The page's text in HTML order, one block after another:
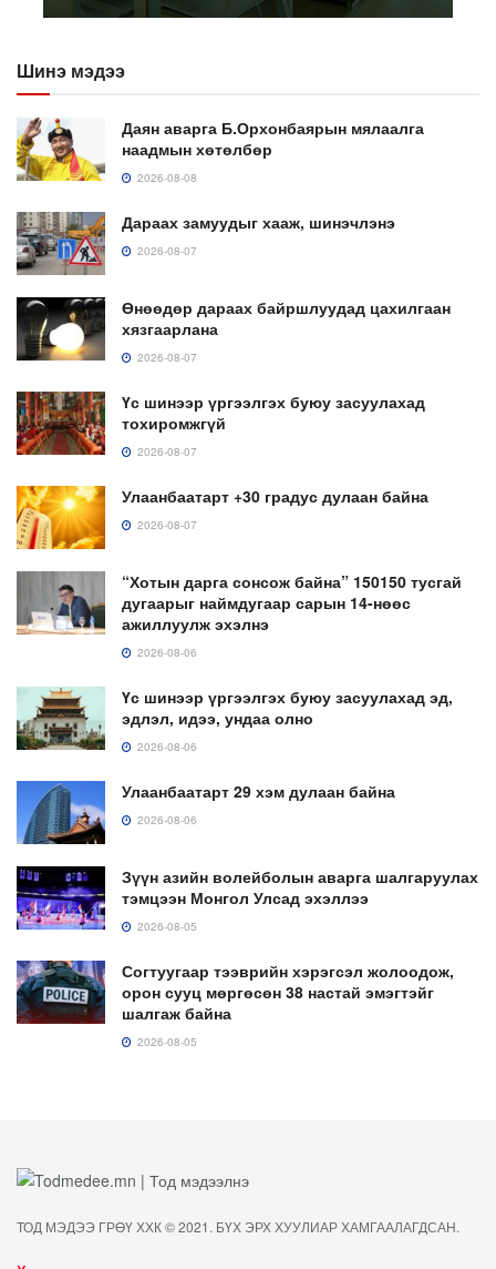
Шинэ мэдээ
Даян аварга Б.Орхонбаярын мялаалга
наадмын хөтөлбөр
2026-08-08
Дараах замуудыг хааж, шинэчлэнэ
2026-08-07
Өнөөдөр дараах байршлуудад цахилгаан
хязгаарлана
2026-08-07
Үс шинээр үргээлгэх буюу засуулахад
тохиромжгүй
2026-08-07
Улаанбаатарт +30 градус дулаан байна
2026-08-07
“Хотын дарга сонсож байна” 150150 тусгай
дугаарыг наймдугаар сарын 14-нөөс
ажиллуулж эхэлнэ
2026-08-06
Үс шинээр үргээлгэх буюу засуулахад эд,
эдлэл, идээ, ундаа олно
2026-08-06
Улаанбаатарт 29 хэм дулаан байна
2026-08-06
Зүүн азийн волейболын аварга шалгаруулах
тэмцээн Монгол Улсад эхэллээ
2026-08-05
Согтуугаар тээврийн хэрэгсэл жолоодож,
орон сууц мөргөсөн 38 настай эмэгтэйг
шалгаж байна
2026-08-05
ТОД МЭДЭЭ ГРӨҮ ХХК © 2021. БҮХ ЭРХ ХУУЛИАР ХАМГААЛАГДСАН.